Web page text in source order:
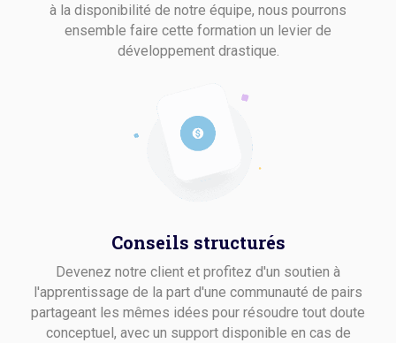
à la disponibilité de notre équipe, nous pourrons
ensemble faire cette formation un levier de
développement drastique.
Conseils structurés
Devenez notre client et profitez d'un soutien à
l'apprentissage de la part d'une communauté de pairs
partageant les mêmes idées pour résoudre tout doute
conceptuel, avec un support disponible en cas de